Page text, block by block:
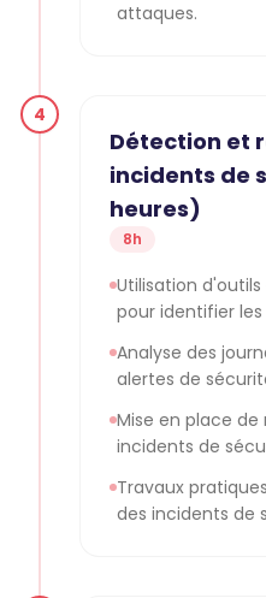
attaques.
4
Détection et
incidents de
heures)
8h
Utilisation
pour identifier
Analyse des
alertes de
Mise en place
incidents de
Travaux
des incidents de